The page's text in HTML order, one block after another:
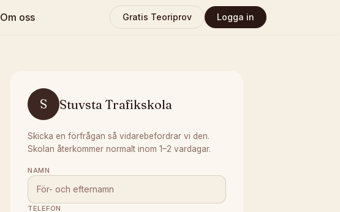
Om oss Gratis Teoriprov Logga in
S Stuvsta Trafikskola
Skicka en förfrågan så vidarebefordrar vi den.
Skolan återkommer normalt inom 1–2 vardagar.
NAMN
TELEFON